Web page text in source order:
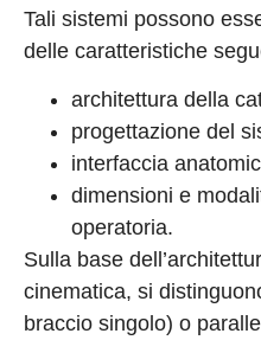
Tali sistemi possono
delle caratteristiche
architettura della
progettazione del
interfaccia
dimensioni e
operatoria.
Sulla base
cinematica, si
braccio singolo) o